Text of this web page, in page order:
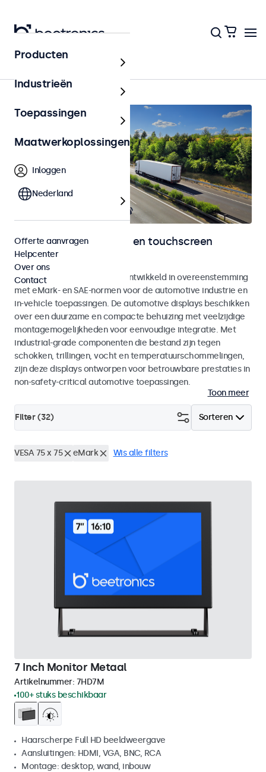
Home
Automotive monitoren en touchscreen
displays
Monitoren en touchscreens ontwikkeld in overeenstemming
met eMark- en SAE-normen voor de automotive industrie en
in-vehicle toepassingen. De automotive displays beschikken
over een duurzame en compacte behuizing met veelzijdige
montagemogelijkheden voor eenvoudige integratie. Met
industrial-grade componenten die bestand zijn tegen
schokken, trillingen, vocht en temperatuurschommelingen,
zijn deze displays ontworpen voor betrouwbare prestaties in
non-safety-critical automotive toepassingen.
Toon meer
Sorteren
Filter (32)
VESA 75 x 75 eMark Wis alle filters
7 Inch Monitor Metaal
Artikelnummer: 7HD7M
100+ stuks beschikbaar
Haarscherpe Full HD beeldweergave
Aansluitingen: HDMI, VGA, BNC, RCA
Montage: desktop, wand, inbouw
Producten
Industrieën
Toepassingen
Maatwerkoplossingen
Inloggen
Nederland
Offerte aanvragen
Helpcenter
Over ons
Contact